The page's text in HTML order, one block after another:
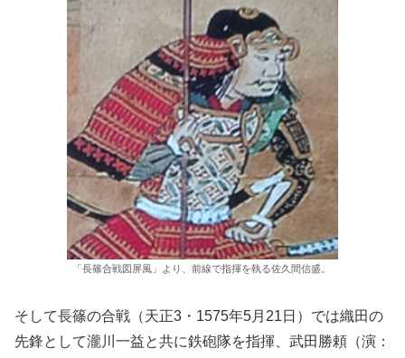
「長篠合戦図屏風」より、前線で指揮を執る佐久間信盛。
そして長篠の合戦（天正3・1575年5月21日）では織田の
先鋒として瀧川一益と共に鉄砲隊を指揮、武田勝頼（演：